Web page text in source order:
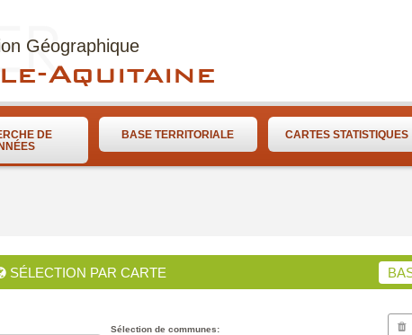
Géographique
Aquitaine
DE
BASE TERRITORIALE CARTES STATISTIQUES
SÉLECTION PAR CARTE
Sélection de communes: